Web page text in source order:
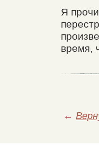
Я
время,
←